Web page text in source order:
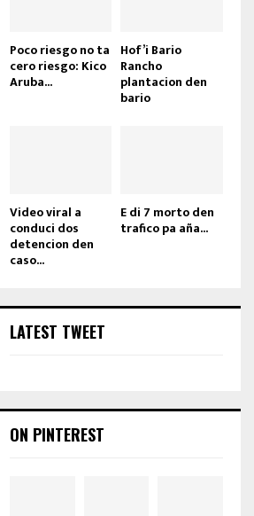
Poco riesgo no ta
cero riesgo: Kico
Aruba...
Hof’i Bario
Rancho
plantacion den
bario
Video viral a
conduci dos
detencion den
caso...
E di 7 morto den
trafico pa aña...
LATEST TWEET
ON PINTEREST